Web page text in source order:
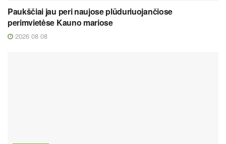
Paukščiai jau peri naujose plūduriuojančiose
perimvietėse Kauno mariose
2026 08 08